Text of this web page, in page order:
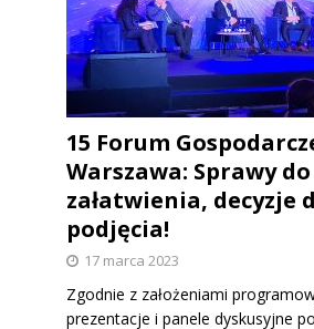
15 Forum
Warszawa: Sprawy do
załatwienia, decyzje
podjęcia!
17 marca 2023
Zgodnie z założeniami
prezentacje i panele dyskusyjne